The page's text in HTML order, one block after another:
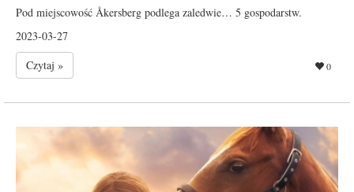
Pod miejscowość Åkersberg podlega zaledwie… 5 gospodarstw.
2023-03-27
Czytaj »
0